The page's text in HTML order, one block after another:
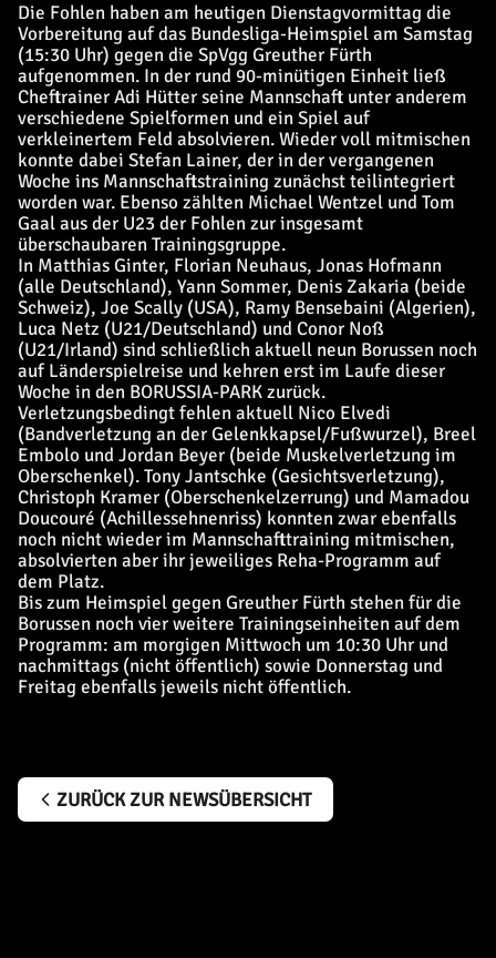
Die Fohlen haben am heutigen Dienstagvormittag die
Vorbereitung auf das Bundesliga-Heimspiel am Samstag
(15:30 Uhr) gegen die SpVgg Greuther Fürth
aufgenommen. In der rund 90-minütigen Einheit ließ
Cheftrainer Adi Hütter seine Mannschaft unter anderem
verschiedene Spielformen und ein Spiel auf
verkleinertem Feld absolvieren. Wieder voll mitmischen
konnte dabei Stefan Lainer, der in der vergangenen
Woche ins Mannschaftstraining zunächst teilintegriert
worden war. Ebenso zählten Michael Wentzel und Tom
Gaal aus der U23 der Fohlen zur insgesamt
überschaubaren Trainingsgruppe.
In Matthias Ginter, Florian Neuhaus, Jonas Hofmann
(alle Deutschland), Yann Sommer, Denis Zakaria (beide
Schweiz), Joe Scally (USA), Ramy Bensebaini (Algerien),
Luca Netz (U21/Deutschland) und Conor Noß
(U21/Irland) sind schließlich aktuell neun Borussen noch
auf Länderspielreise und kehren erst im Laufe dieser
Woche in den BORUSSIA-PARK zurück.
Verletzungsbedingt fehlen aktuell Nico Elvedi
(Bandverletzung an der Gelenkkapsel/Fußwurzel), Breel
Embolo und Jordan Beyer (beide Muskelverletzung im
Oberschenkel). Tony Jantschke (Gesichtsverletzung),
Christoph Kramer (Oberschenkelzerrung) und Mamadou
Doucouré (Achillessehnenriss) konnten zwar ebenfalls
noch nicht wieder im Mannschafttraining mitmischen,
absolvierten aber ihr jeweiliges Reha-Programm auf
dem Platz.
Bis zum Heimspiel gegen Greuther Fürth stehen für die
Borussen noch vier weitere Trainingseinheiten auf dem
Programm: am morgigen Mittwoch um 10:30 Uhr und
nachmittags (nicht öffentlich) sowie Donnerstag und
Freitag ebenfalls jeweils nicht öffentlich.
ZURÜCK ZUR NEWSÜBERSICHT